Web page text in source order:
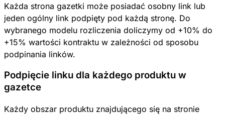
Każda strona gazetki może posiadać osobny link lub
jeden ogólny link podpięty pod każdą stronę. Do
wybranego modelu rozliczenia doliczymy od +10% do
+15% wartości kontraktu w zależności od sposobu
podpinania linków.
Podpięcie linku dla każdego produktu w
gazetce
Każdy obszar produktu znajdującego się na stronie